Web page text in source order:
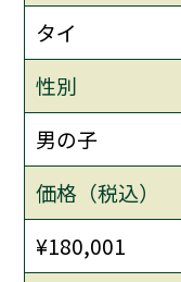
タイ
性別
男の子
価格（税込）
¥180,001